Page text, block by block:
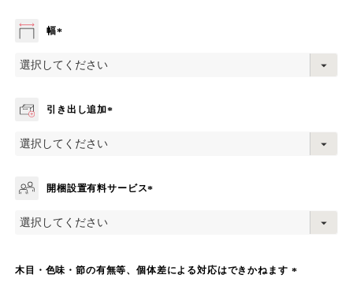
幅
必
引き出し追加
開梱設置有料サービス
木目・色味・節の有無等、個体差による対応はできかねます